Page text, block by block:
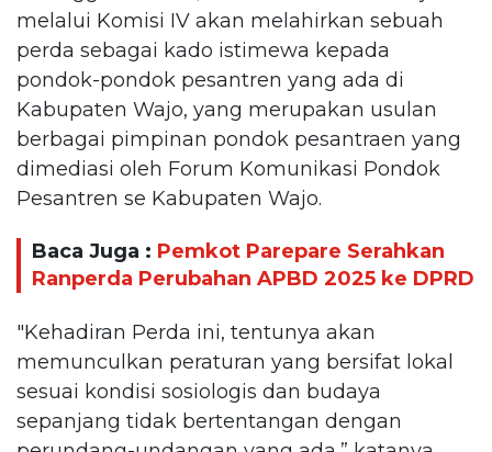
melalui Komisi IV akan melahirkan sebuah
perda sebagai kado istimewa kepada
pondok-pondok pesantren yang ada di
Kabupaten Wajo, yang merupakan usulan
berbagai pimpinan pondok pesantraen yang
dimediasi oleh Forum Komunikasi Pondok
Pesantren se Kabupaten Wajo.
Baca Juga : Pemkot Parepare Serahkan
Ranperda Perubahan APBD 2025 ke DPRD
"Kehadiran Perda ini, tentunya akan
memunculkan peraturan yang bersifat lokal
sesuai kondisi sosiologis dan budaya
sepanjang tidak bertentangan dengan